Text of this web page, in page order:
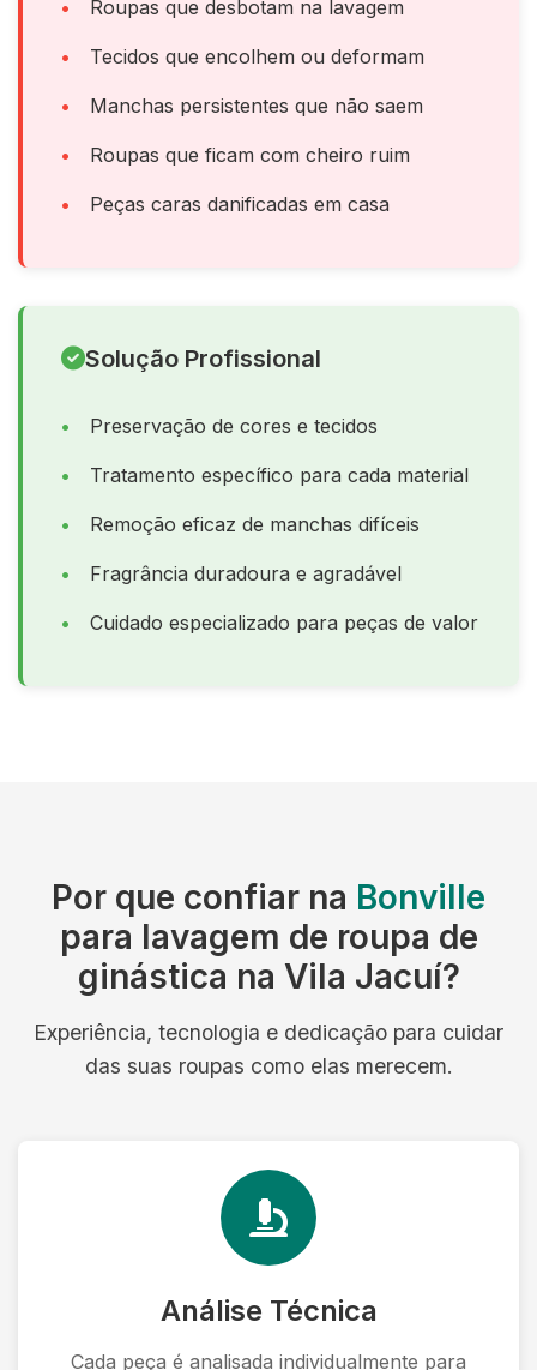
Roupas que desbotam na lavagem
Tecidos que encolhem ou deformam
Manchas persistentes que não saem
Roupas que ficam com cheiro ruim
Peças caras danificadas em casa
Solução Profissional
Preservação de cores e tecidos
Tratamento específico para cada material
Remoção eficaz de manchas difíceis
Fragrância duradoura e agradável
Cuidado especializado para peças de valor
Por que confiar na Bonville
para lavagem de roupa de
ginástica na Vila Jacuí?
Experiência, tecnologia e dedicação para cuidar
das suas roupas como elas merecem.
Análise Técnica
Cada peça é analisada individualmente para